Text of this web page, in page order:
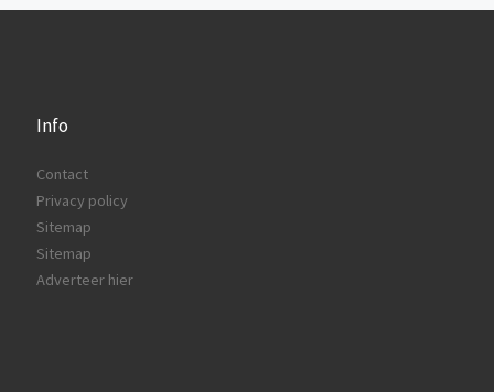
Info
Contact
Privacy policy
Sitemap
Sitemap
Adverteer hier